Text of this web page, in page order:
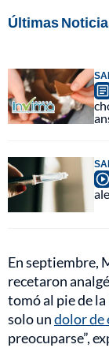
Últimas
En septiembre,
recetaron
tomó al pie de
solo undolor de
preocuparse”,